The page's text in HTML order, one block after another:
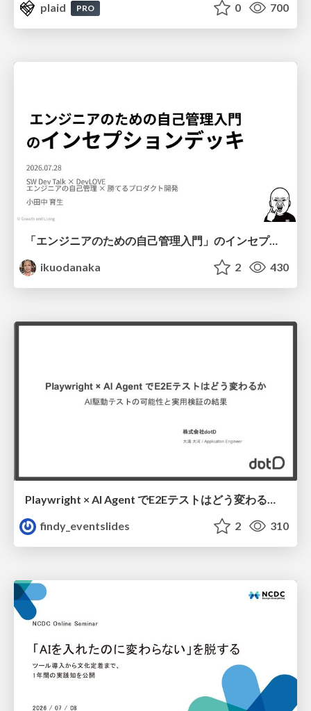
plaid
PRO 0 700
「エンジニアのための自己管理入門」のインセプションデッキ/Inception Deck of Self-Management beginner's guide book
ikuodanaka
2 430
Playwright × AI Agent でE2Eテストはどう変わるか AI駆動テストの可能性と実用検証の結果 _0721
findy_eventslides
2 310